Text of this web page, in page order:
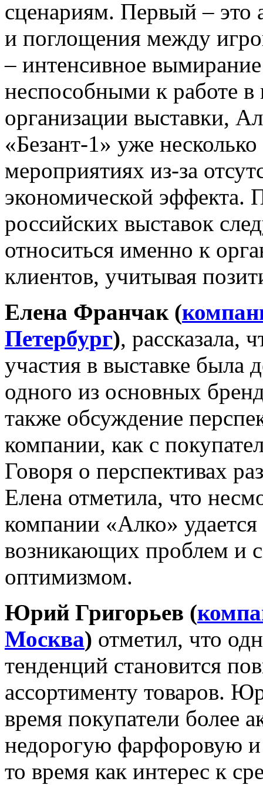
сценариям. Первый – это
и поглощения между
– интенсивное
неспособными к работе
организации выставки,
«Безант-1» уже
мероприятиях из-за
экономической эффекта.
российских выставок
относиться именно к
клиентов, учитывая
Елена Франчак (
Петербург), рассказала,
участия в выставке была
одного из основных
также обсуждение
компании, как с
Говоря о перспективах
Елена отметила, что
компании «Алко»
возникающих проблем и
оптимизмом.
Юрий Григорьев (
Москва) отметил, что
тенденций становится
ассортименту товаров.
время покупатели более
недорогую фарфоровую
то время как интерес к